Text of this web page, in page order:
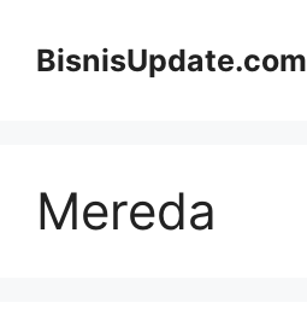
BisnisUpdate.com
Mereda